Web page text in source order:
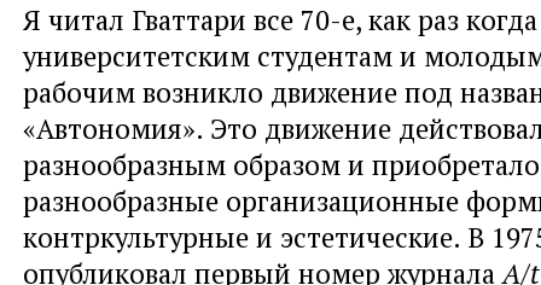
Я читал Гваттари все 70-е, как раз
университетским студентам и
рабочим возникло движение под
«Автономия». Это движение
разнообразным образом и
разнообразные организационные
контркультурные и эстетические. В
опубликовал первый номер журналаA/